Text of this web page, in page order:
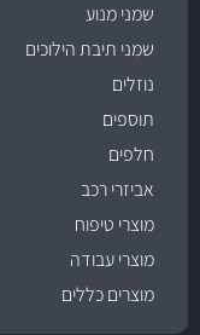
שמני מנוע
שמני תיבת הילוכים
נוזלים
תוספים
חלפים
אביזרי רכב
מוצרי טיפוח
מוצרי עבודה
מוצרים כללים